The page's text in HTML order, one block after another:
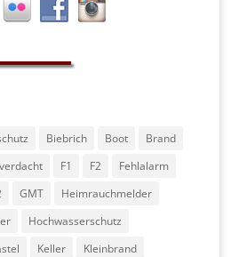
Biebrich Boot
Brand
F1 F2
Fehlalarm
GMT
Heimrauchmelder
Hochwasserschutz
Keller
Kleinbrand